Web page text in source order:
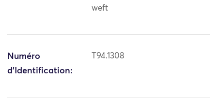
weft
Numéro
d'Identification:
T94.1308